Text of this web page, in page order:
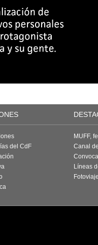
del CdF
MUFF,
Canal
Líneas